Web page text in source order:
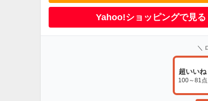
Yahoo!ショッピングで見る
＼
超いいね
100～81点